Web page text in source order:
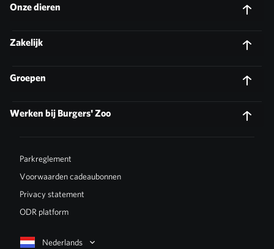
Onze dieren
Zakelijk
Groepen
Werken bij Burgers' Zoo
Nederlands
Parkreglement
Voorwaarden cadeaubonnen
Privacy statement
ODR platform